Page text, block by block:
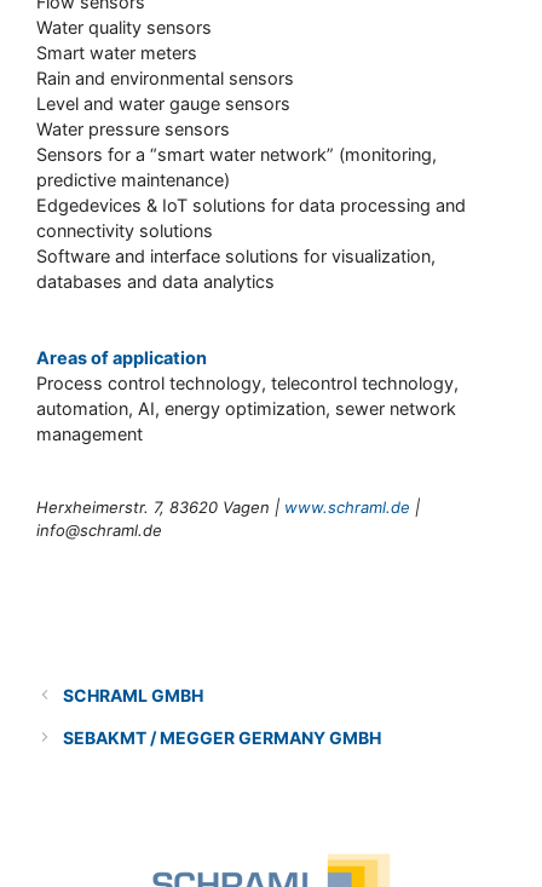
Water quality sensors
Smart water meters
Rain and environmental sensors
Level and water gauge sensors
Water pressure sensors
Sensors for a “smart water network” (monitoring,
predictive maintenance)
Edgedevices & IoT solutions for data processing and
connectivity solutions
Software and interface solutions for visualization,
databases and data analytics
Areas of application
Process control technology, telecontrol technology,
automation, AI, energy optimization, sewer network
management
Herxheimerstr. 7, 83620 Vagen | www.schraml.de |
info@schraml.de
SCHRAML GMBH
SEBAKMT / MEGGER GERMANY GMBH